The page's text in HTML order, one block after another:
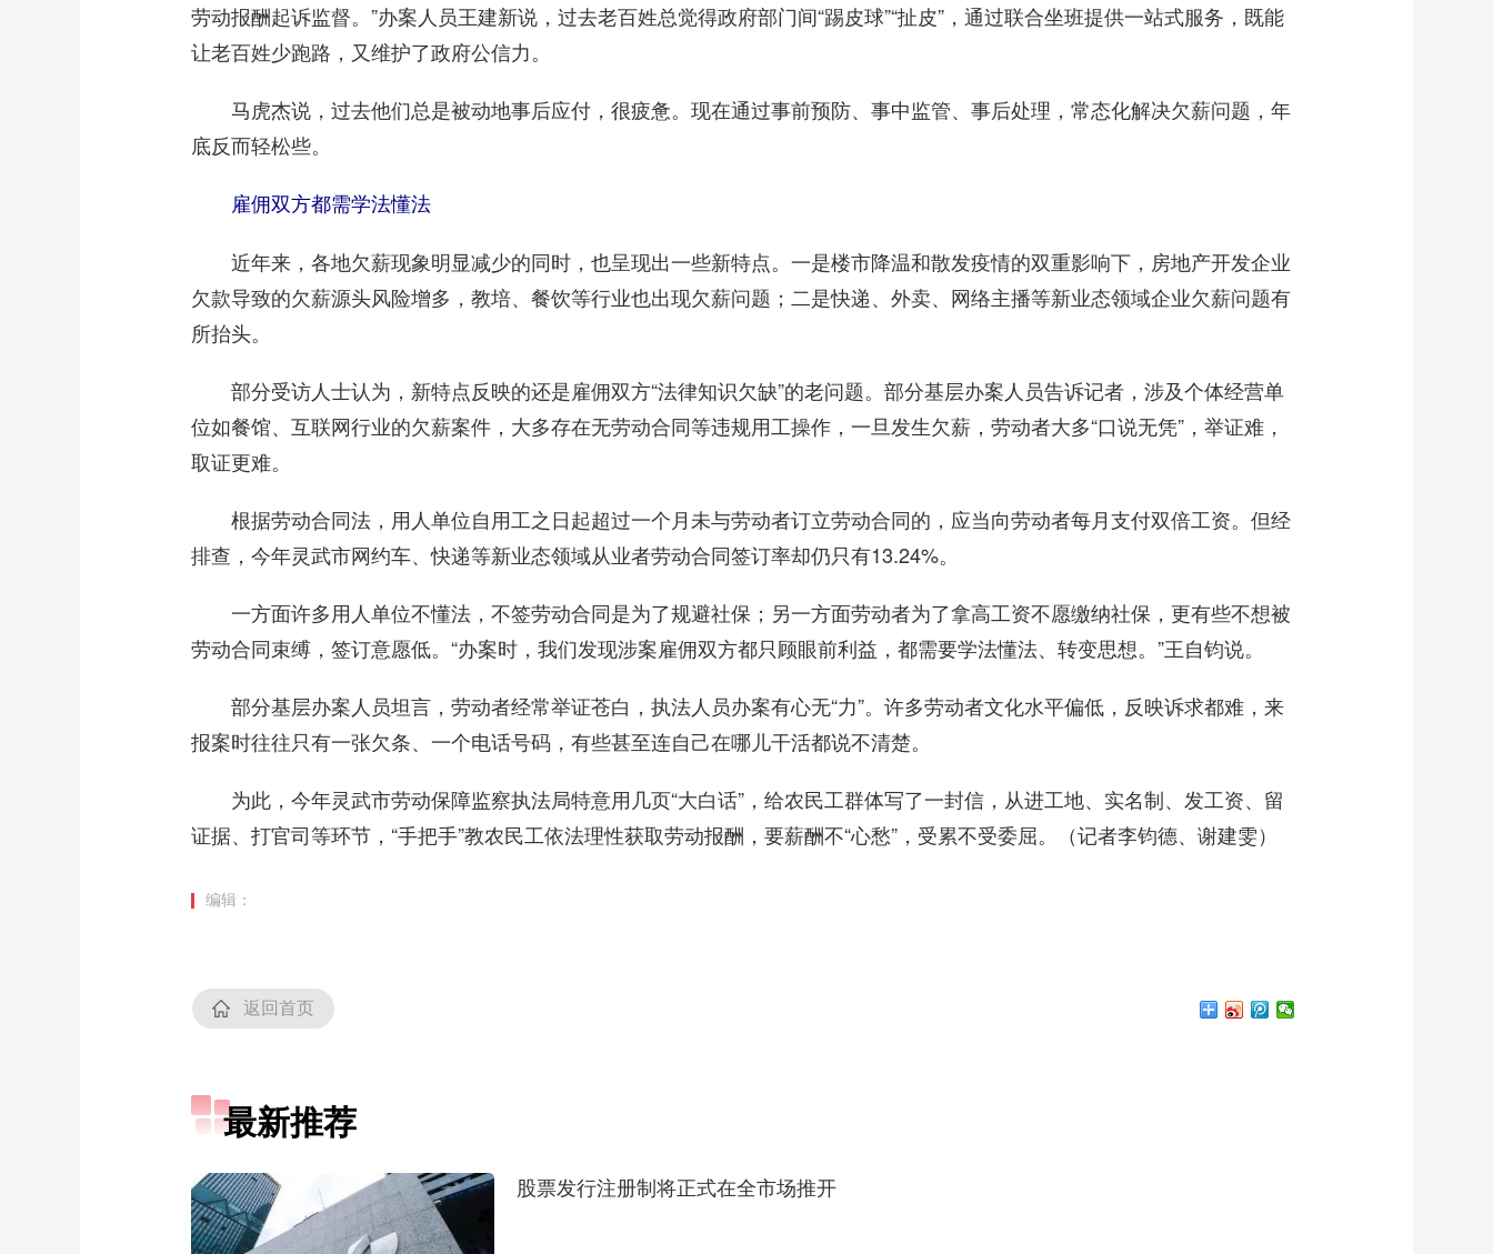
劳动报酬起诉监督。”办案人员王建新说，过去老百姓总觉得政府部门间“踢皮球”“扯皮”，通过联合坐班提供一站式服务，既能
让老百姓少跑路，又维护了政府公信力。
马虎杰说，过去他们总是被动地事后应付，很疲惫。现在通过事前预防、事中监管、事后处理，常态化解决欠薪问题，年
底反而轻松些。
雇佣双方都需学法懂法
近年来，各地欠薪现象明显减少的同时，也呈现出一些新特点。一是楼市降温和散发疫情的双重影响下，房地产开发企业
欠款导致的欠薪源头风险增多，教培、餐饮等行业也出现欠薪问题；二是快递、外卖、网络主播等新业态领域企业欠薪问题有
所抬头。
部分受访人士认为，新特点反映的还是雇佣双方“法律知识欠缺”的老问题。部分基层办案人员告诉记者，涉及个体经营单
位如餐馆、互联网行业的欠薪案件，大多存在无劳动合同等违规用工操作，一旦发生欠薪，劳动者大多“口说无凭”，举证难，
取证更难。
根据劳动合同法，用人单位自用工之日起超过一个月未与劳动者订立劳动合同的，应当向劳动者每月支付双倍工资。但经
排查，今年灵武市网约车、快递等新业态领域从业者劳动合同签订率却仍只有13.24%。
一方面许多用人单位不懂法，不签劳动合同是为了规避社保；另一方面劳动者为了拿高工资不愿缴纳社保，更有些不想被
劳动合同束缚，签订意愿低。“办案时，我们发现涉案雇佣双方都只顾眼前利益，都需要学法懂法、转变思想。”王自钧说。
部分基层办案人员坦言，劳动者经常举证苍白，执法人员办案有心无“力”。许多劳动者文化水平偏低，反映诉求都难，来
报案时往往只有一张欠条、一个电话号码，有些甚至连自己在哪儿干活都说不清楚。
为此，今年灵武市劳动保障监察执法局特意用几页“大白话”，给农民工群体写了一封信，从进工地、实名制、发工资、留
证据、打官司等环节，“手把手”教农民工依法理性获取劳动报酬，要薪酬不“心愁”，受累不受委屈。（记者李钧德、谢建雯）
编辑：
返回首页
最新推荐
股票发行注册制将正式在全市场推开